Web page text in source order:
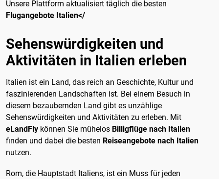
Unsere Plattform aktualisiert täglich die besten
Flugangebote Italien</
Sehenswürdigkeiten und
Aktivitäten in Italien erleben
Italien ist ein Land, das reich an Geschichte, Kultur und
faszinierenden Landschaften ist. Bei einem Besuch in
diesem bezaubernden Land gibt es unzählige
Sehenswürdigkeiten und Aktivitäten zu erleben. Mit
eLandFly können Sie mühelos Billigflüge nach Italien
finden und dabei die besten Reiseangebote nach Italien
nutzen.
Rom, die Hauptstadt Italiens, ist ein Muss für jeden